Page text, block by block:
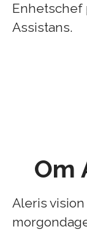
Enhetschef
Assistans.
Om
Aleris